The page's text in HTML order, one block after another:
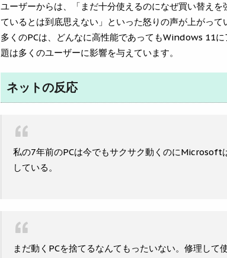
ユーザーからは、「まだ十分使えるのになぜ買い替えを
ているとは到底思えない」といった怒りの声が上がっ
多くのPCは、どんなに高性能であってもWindows 11
題は多くのユーザーに影響を与えています。
ネットの反応
私の7年前のPCは今でもサクサク動くのにMicrosoft
している。
まだ動くPCを捨てるなんてもったいない。修理して